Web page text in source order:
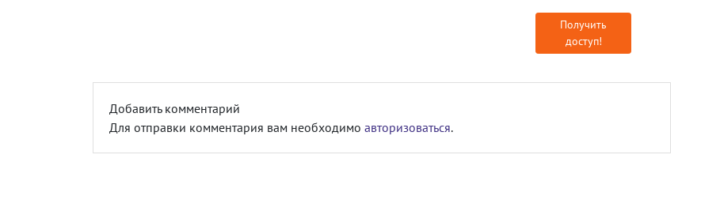
Получить
доступ!
Добавить комментарий
Для отправки комментария вам необходимо авторизоваться.